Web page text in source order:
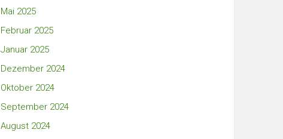
Mai 2025
Februar 2025
Januar 2025
Dezember 2024
Oktober 2024
September 2024
August 2024